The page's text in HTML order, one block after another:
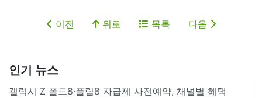
이전 위로 목록 다음
인기 뉴스
갤럭시 Z 폴드8·플립8 자급제 사전예약, 채널별 혜택